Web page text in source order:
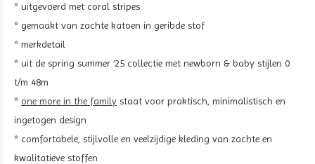
* uitgevoerd met coral stripes
* gemaakt van zachte katoen in geribde stof
* merkdetail
* uit de spring summer ‘25 collectie met newborn & baby stijlen 0
t/m 48m
* one more in the family staat voor praktisch, minimalistisch en
ingetogen design
* comfortabele, stijlvolle en veelzijdige kleding van zachte en
kwalitatieve stoffen